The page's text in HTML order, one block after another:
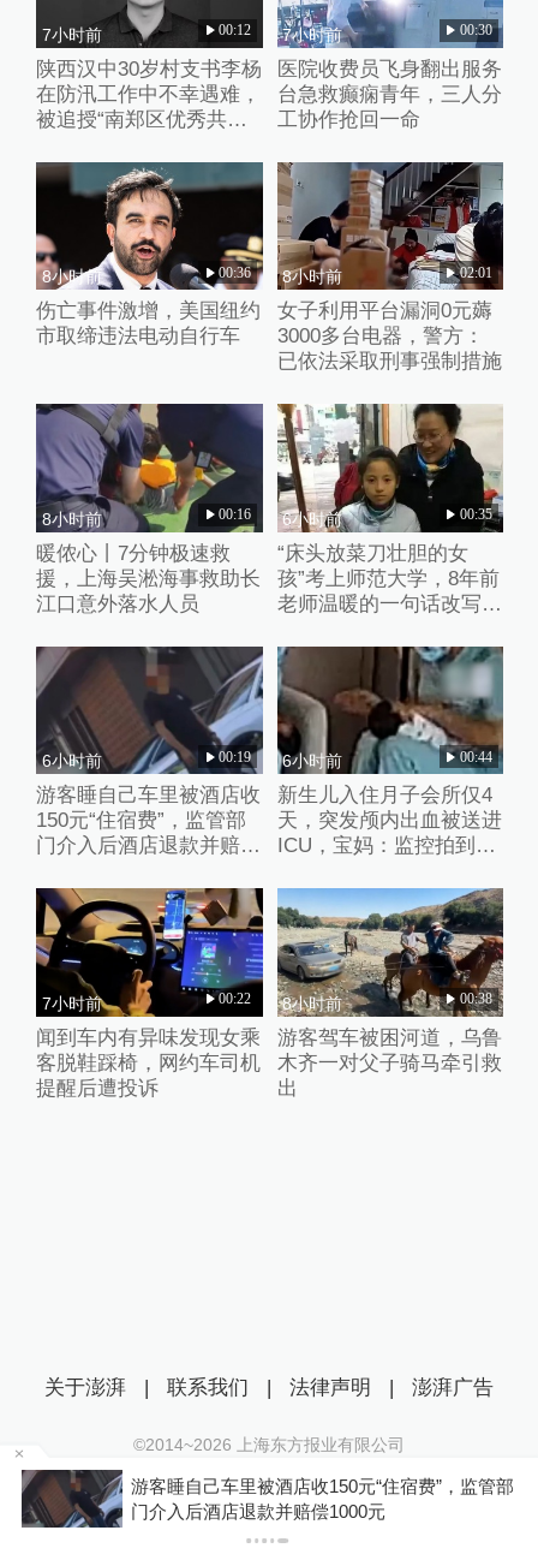
7小时前 00:12
陕西汉中30岁村支书李杨
在防汛工作中不幸遇难，
被追授“南郑区优秀共产
7小时前 00:30
医院收费员飞身翻出服务
台急救癫痫青年，三人分
工协作抢回一命
8小时前 00:36
伤亡事件激增，美国纽约
市取缔违法电动自行车
8小时前 02:01
女子利用平台漏洞0元薅
3000多台电器，警方：
已依法采取刑事强制措施
8小时前 00:16
暖侬心丨7分钟极速救
援，上海吴淞海事救助长
江口意外落水人员
6小时前 00:35
“床头放菜刀壮胆的女
孩”考上师范大学，8年前
老师温暖的一句话改写了
6小时前 00:19
游客睡自己车里被酒店收
150元“住宿费”，监管部
门介入后酒店退款并赔偿
6小时前 00:44
新生儿入住月子会所仅4
天，突发颅内出血被送进
ICU，宝妈：监控拍到护
7小时前 00:22
闻到车内有异味发现女乘
客脱鞋踩椅，网约车司机
提醒后遭投诉
8小时前 00:38
游客驾车被困河道，乌鲁
木齐一对父子骑马牵引救
出
游客睡自己车里被酒店收150元“住宿费”，监管部
门介入后酒店退款并赔偿1000元
关于澎湃 | 联系我们 | 法律声明 | 澎湃广告
©2014~2026 上海东方报业有限公司
沪ICP证：沪B2-20170116 | 沪ICP备14003370号
互联网新闻信息服务许可证：31120170006
沪公网安备 31010602000299号